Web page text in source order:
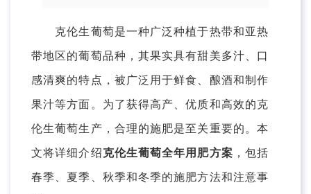
克伦生葡萄是一种广泛种植于热带和亚热
带地区的葡萄品种，其果实具有甜美多汁、口
感清爽的特点，被广泛用于鲜食、酿酒和制作
果汁等方面。为了获得高产、优质和高效的克
伦生葡萄生产，合理的施肥是至关重要的。本
文将详细介绍克伦生葡萄全年用肥方案 ，包括
春季、夏季、秋季和冬季的施肥方法和注意事